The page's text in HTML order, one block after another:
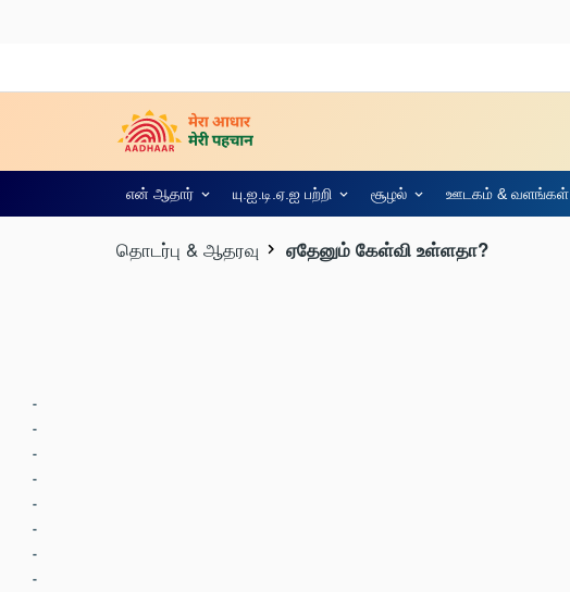
என் ஆதார் யு.ஐ.டி.ஏ.ஐ பற்றி சூழல் ஊடகம் & வளங்கள்
தொடர்பு & ஆதரவு ஏதேனும் கேள்வி உள்ளதா?